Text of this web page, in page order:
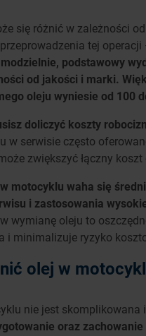
się różnić w zależności
tej
podstawowy
od jakości i marki.
oleju wyniesie od 100
doliczyć koszty
w serwisie często
zwiększyć łączny
motocyklu waha się
i zastosowania
wymianę oleju to
i minimalizuje ryzyko
olej w
nie jest
oraz